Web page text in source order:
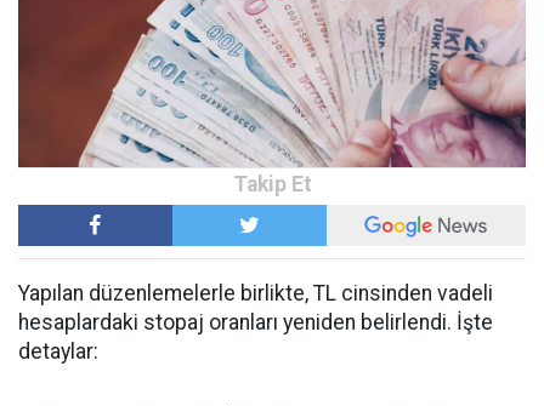
Yapılan düzenlemelerle birlikte, TL cinsinden vadeli
hesaplardaki stopaj oranları yeniden belirlendi. İşte
detaylar: